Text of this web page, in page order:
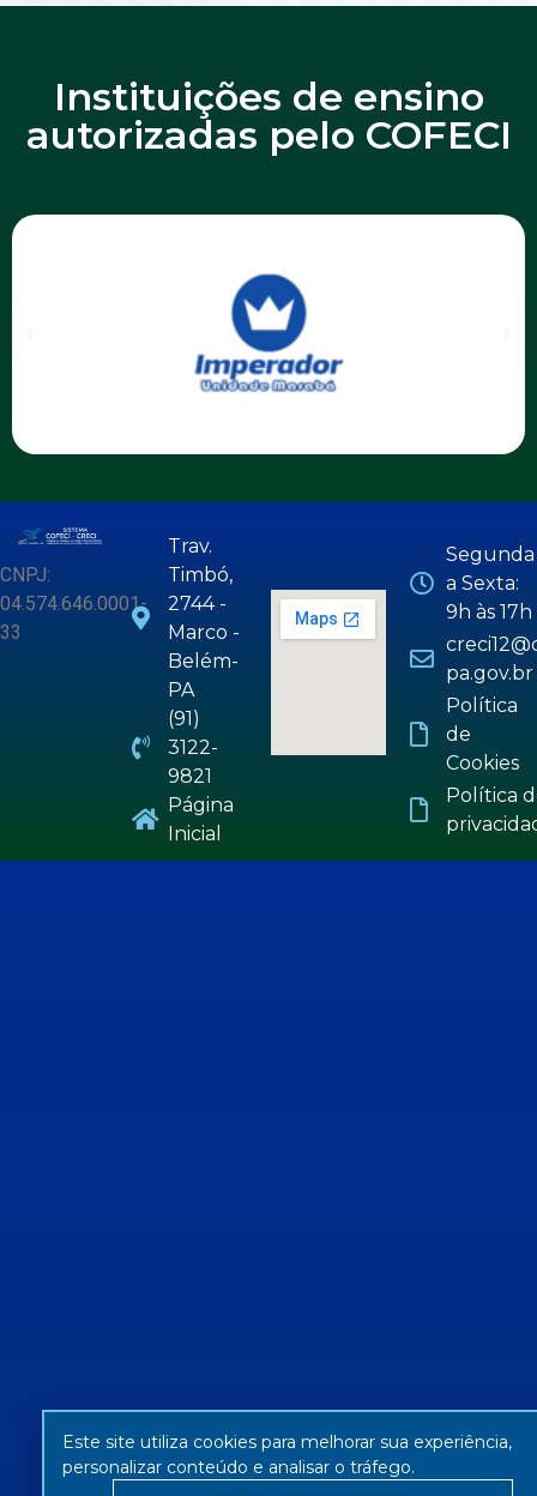
Instituições de ensino
autorizadas pelo COFECI
CNPJ:
04.574.646.0001-
33
Trav.
Timbó,
2744 -
Marco -
Belém-
PA
(91)
3122-
9821
Página
Inicial
Segunda
a Sexta:
9h às 17h
pa.gov.br
Política
de
Cookies
Política
Este site utiliza cookies para melhorar sua experiência,
personalizar conteúdo e analisar o tráfego.